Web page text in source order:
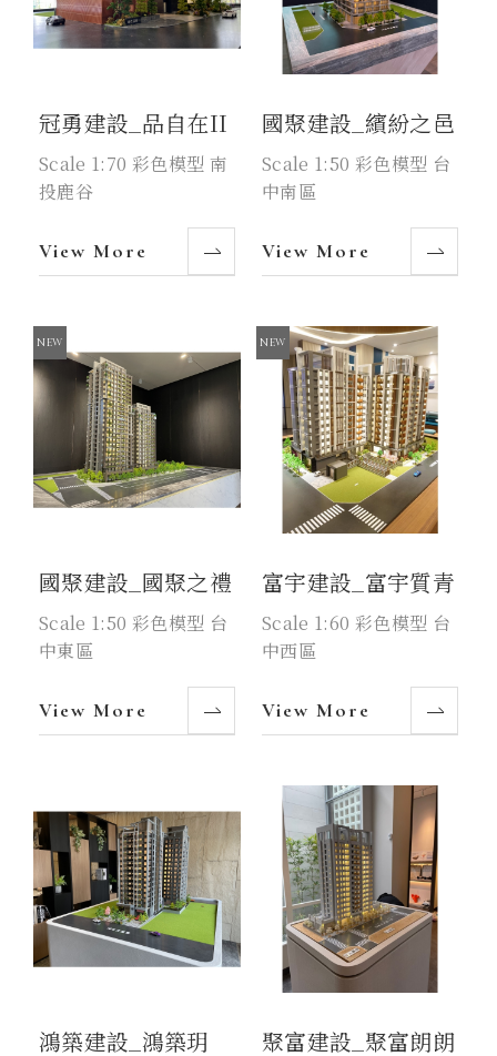
冠勇建設_品自在II
Scale 1:70 彩色模型 南
投鹿谷
View More
國聚建設_繽紛之邑
Scale 1:50 彩色模型 台
中南區
View More
國聚建設_國聚之禮
Scale 1:50 彩色模型 台
中東區
View More
富宇建設_富宇質青
Scale 1:60 彩色模型 台
中西區
View More
鴻築建設_鴻築玥 聚富建設_聚富朗朗